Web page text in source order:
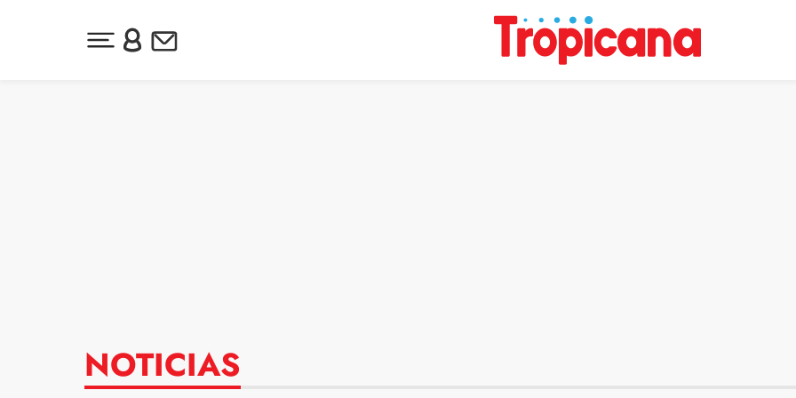
Desplegar menú principal
Inicia sesión o regístrate
Newsletter
NOTICIAS